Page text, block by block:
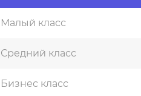
Малый класс
Средний класс
Бизнес класс